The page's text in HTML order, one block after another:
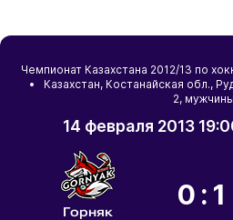
Чемпионат Казахстана 2012/13 по
• Казахстан, Костанайская обл.,
2, мужчины
14 февраля 2013
Горняк
0:1